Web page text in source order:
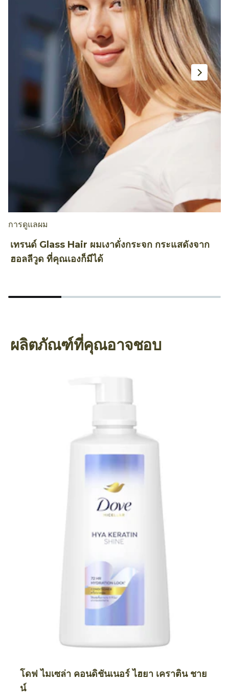
การดูแลผม
เทรนด์ Glass Hair ผมเงาดั่งกระจก กระแสดังจาก
ฮอลลีวูด ที่คุณเองก็มีได้
ผลิตภัณฑ์ที่คุณอาจชอบ
โดฟ ไมเซล่า คอนดิชันเนอร์ ไฮยา เคราติน ชาย
น์